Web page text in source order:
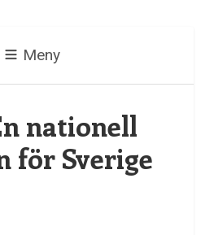
Meny
nationell
för Sverige